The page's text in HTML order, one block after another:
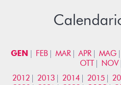
GEN FEB MAR APR MAG
OTT
NOV
2012
2013 2014 2015